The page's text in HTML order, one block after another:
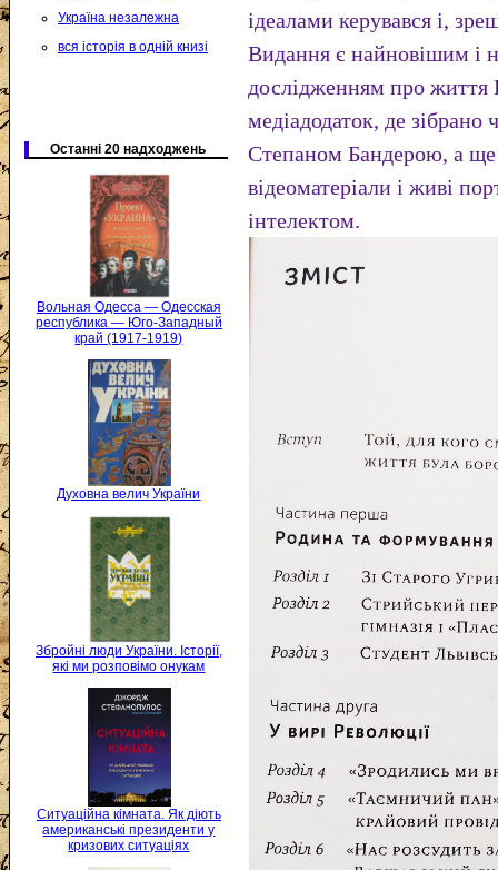
Україна незалежна
вся історія в одній книзі
Останні 20 надходжень
Вольная Одесса — Одесская
республика — Юго-Западный
край (1917-1919)
Духовна велич України
Збройні люди України. Історії,
які ми розповімо онукам
Ситуаційна кімната. Як діють
американські президенти у
кризових ситуаціях
ідеалами керувався і,
Видання є найновішим і
дослідженням про життя
медіадодаток, де зібрано
Степаном Бандерою, а ще
відеоматеріали і живі
інтелектом.